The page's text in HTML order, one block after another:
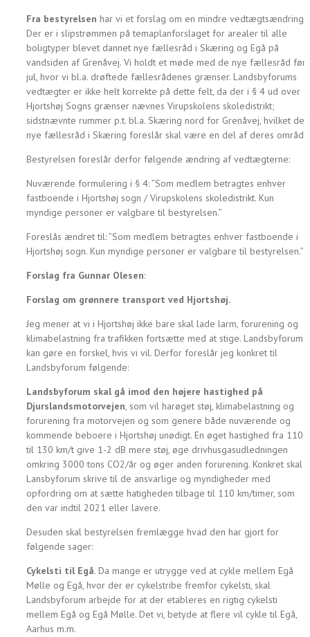
Fra bestyrelsen har vi et forslag om en mindre vedtægtsændring:
Der er i slipstrømmen på temaplanforslaget for arealer til alle
boligtyper blevet dannet nye fællesråd i Skæring og Egå på
vandsiden af Grenåvej. Vi holdt et møde med de nye fællesråd før
jul, hvor vi bl.a. drøftede fællesrådenes grænser. Landsbyforums
vedtægter er ikke helt korrekte på dette felt, da der i § 4 ud over
Hjortshøj Sogns grænser nævnes Virupskolens skoledistrikt;
sidstnævnte rummer p.t. bl.a. Skæring nord for Grenåvej, hvilket det
nye fællesråd i Skæring foreslår skal være en del af deres
Bestyrelsen foreslår derfor følgende ændring af vedtægterne:
Nuværende formulering i § 4: ”Som medlem betragtes enhver
fastboende i Hjortshøj sogn / Virupskolens skoledistrikt. Kun
myndige personer er valgbare til bestyrelsen.”
Foreslås ændret til: ”Som medlem betragtes enhver fastboende i
Hjortshøj sogn. Kun myndige personer er valgbare til bestyrelsen.”
Forslag fra Gunnar Olesen:
Forslag om grønnere transport ved Hjortshøj.
Jeg mener at vi i Hjortshøj ikke bare skal lade larm, forurening og
klimabelastning fra trafikken fortsætte med at stige. Landsbyforum
kan gøre en forskel, hvis vi vil. Derfor foreslår jeg konkret til
Landsbyforum følgende:
Landsbyforum skal gå imod den højere hastighed på
Djurslandsmotorvejen, som vil harøget støj, klimabelastning og
forurening fra motorvejen og som genere både nuværende og
kommende beboere i Hjortshøj unødigt. En øget hastighed fra 110
til 130 km/t give 1-2 dB mere støj, øge drivhusgasudledningen
omkring 3000 tons CO2/år og øger anden forurening. Konkret skal
Lansbyforum skrive til de ansvarlige og myndigheder med
opfordring om at sætte hatigheden tilbage til 110 km/timer, som
den var indtil 2021 eller lavere.
Desuden skal bestyrelsen fremlægge hvad den har gjort for
følgende sager:
Cykelsti til Egå. Da mange er utrygge ved at cykle mellem Egå
Mølle og Egå, hvor der er cykelstribe fremfor cykelsti, skal
Landsbyforum arbejde for at der etableres en rigtig cykelsti
mellem Egå og Egå Mølle. Det vi, betyde at flere vil cykle til Egå,
Aarhus m.m.